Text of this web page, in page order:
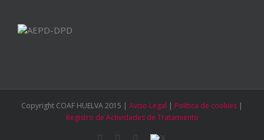
Copyright COAF HUELVA 2015 | Aviso Legal | Política de cookies |
Registro de Actividades de Tratamiento